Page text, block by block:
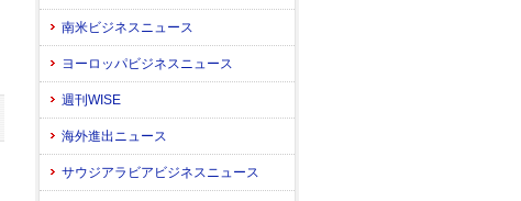
南米ビジネスニュース
ヨーロッパビジネスニュース
週刊WISE
海外進出ニュース
サウジアラビアビジネスニュース